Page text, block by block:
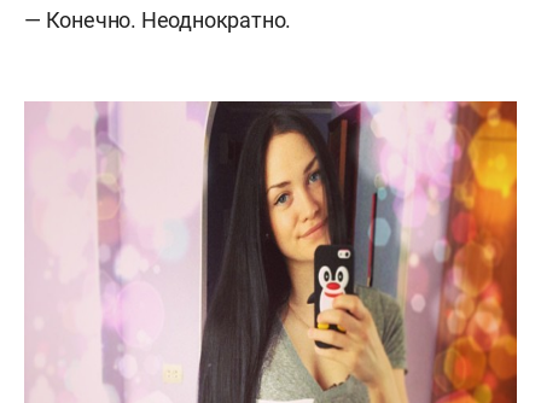
— Конечно. Неоднократно.